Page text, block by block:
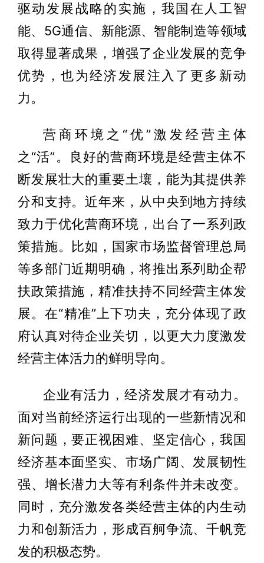
驱动发展战略的实施，我国在人工智
能、5G通信、新能源、智能制造等领域
取得显著成果，增强了企业发展的竞争
优势，也为经济发展注入了更多新动
力。
营商环境之“优”激发经营主体
之“活”。良好的营商环境是经营主体不
断发展壮大的重要土壤，能为其提供养
分和支持。近年来，从中央到地方持续
致力于优化营商环境，出台了一系列政
策措施。比如，国家市场监督管理总局
等多部门近期明确，将推出系列助企帮
扶政策措施，精准扶持不同经营主体发
展。在“精准”上下功夫，充分体现了政
府认真对待企业关切，以更大力度激发
经营主体活力的鲜明导向。
企业有活力，经济发展才有动力。
面对当前经济运行出现的一些新情况和
新问题，要正视困难、坚定信心，我国
经济基本面坚实、市场广阔、发展韧性
强、增长潜力大等有利条件并未改变。
同时，充分激发各类经营主体的内生动
力和创新活力，形成百舸争流、千帆竞
发的积极态势。